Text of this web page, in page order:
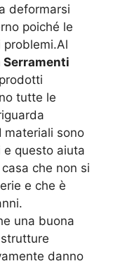
deformarsi
poiché le
problemi.Al
Serramenti
tutte le
materiali sono
questo aiuta
che non si
e che è
una buona
danno